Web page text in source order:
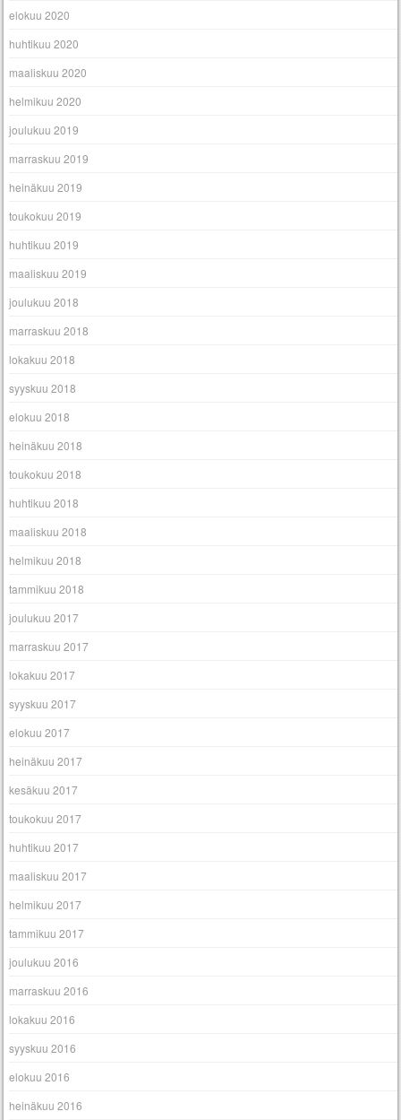
elokuu 2020
huhtikuu 2020
maaliskuu 2020
helmikuu 2020
joulukuu 2019
marraskuu 2019
heinäkuu 2019
toukokuu 2019
huhtikuu 2019
maaliskuu 2019
joulukuu 2018
marraskuu 2018
lokakuu 2018
syyskuu 2018
elokuu 2018
heinäkuu 2018
toukokuu 2018
huhtikuu 2018
maaliskuu 2018
helmikuu 2018
tammikuu 2018
joulukuu 2017
marraskuu 2017
lokakuu 2017
syyskuu 2017
elokuu 2017
heinäkuu 2017
kesäkuu 2017
toukokuu 2017
huhtikuu 2017
maaliskuu 2017
helmikuu 2017
tammikuu 2017
joulukuu 2016
marraskuu 2016
lokakuu 2016
syyskuu 2016
elokuu 2016
heinäkuu 2016